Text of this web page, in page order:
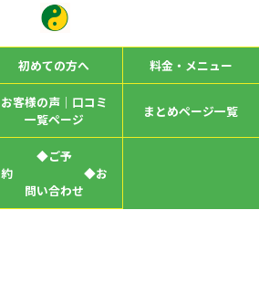
初めての方へ 料金・メニュー
お客様の声｜口コミ
一覧ページ
まとめページ一覧
◆ご予
約 ◆お
問い合わせ